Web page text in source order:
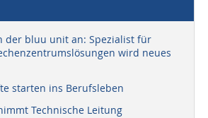
der bluu unit an: Spezialist für
wird neues
starten ins Berufsleben
Technische Leitung